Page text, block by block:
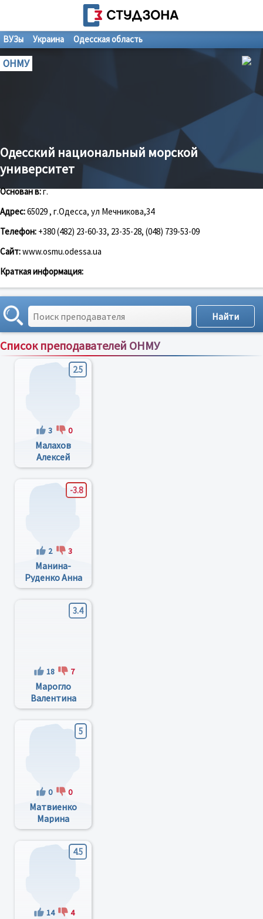
ВУЗы Украина Одесская область
ОНМУ
Одесский национальный морской
университет
Основан в:г.
Адрес:65029 , г.Одесса, ул Мечникова,34
Телефон: +380 (482) 23-60-33, 23-35-28, (048) 739-53-09
Сайт:www.osmu.odessa.ua
Краткая информация:
Список преподавателей ОНМУ
Сортировка по:имени;рейтингу;отзывам
2.5
3 0
Малахов
Алексей
Владимирович
-3.8
2 3
Манина-
Руденко Анна
Константиновна
3.4
18 7
Марогло
Валентина
Валентиновна
5
0 0
Матвиенко
Марина
Валерьевна
4.5
14 4